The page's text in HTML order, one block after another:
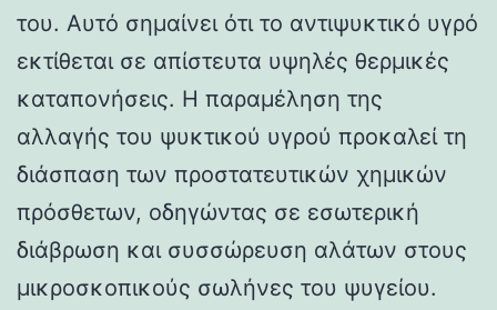
του. Αυτό σημαίνει ότι το αντιψυκτικό υγρό
εκτίθεται σε απίστευτα υψηλές θερμικές
καταπονήσεις. Η παραμέληση της
αλλαγής του ψυκτικού υγρού προκαλεί τη
διάσπαση των προστατευτικών χημικών
πρόσθετων, οδηγώντας σε εσωτερική
διάβρωση και συσσώρευση αλάτων στους
μικροσκοπικούς σωλήνες του ψυγείου.